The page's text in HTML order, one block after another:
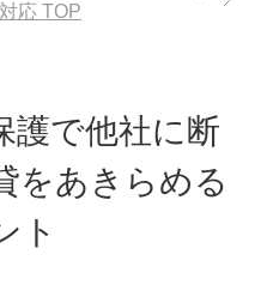
応 TOP
護で他社に断
をあきらめる
ト